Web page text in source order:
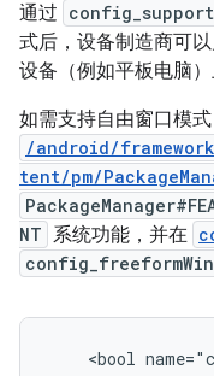
通过
式后，设备制造商可
设备（例如平板电脑）
如需支持自由窗口模
/android/
tent/pm/
NT 系统功能，并在
<bool